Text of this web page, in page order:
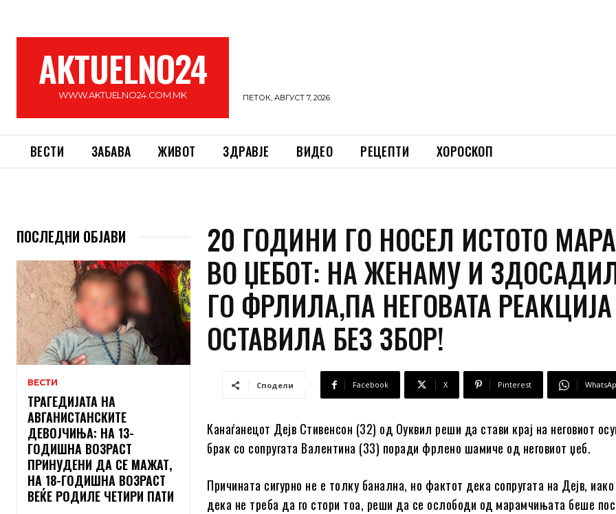
AKTUELNO24
WWW.AKTUELNO24.COM.MK ПЕТОК, АВГУСТ 7, 2026
ВЕСТИ ЗАБАВА ЖИВОТ ЗДРАВЈЕ ВИДЕО РЕЦЕПТИ ХОРОСКОП
ПОСЛЕДНИ ОБЈАВИ
ВЕСТИ
ТРАГЕДИЈАТА НА
АВГАНИСТАНСКИТЕ
ДЕВОЈЧИЊА: НА 13-
ГОДИШНА ВОЗРАСТ
ПРИНУДЕНИ ДА СЕ МАЖАТ,
НА 18-ГОДИШНА ВОЗРАСТ
ВЕЌЕ РОДИЛЕ ЧЕТИРИ ПАТИ
20 ГОДИНИ ГО НОСЕЛ ИСТОТО
ВО ЏЕБОТ: НА ЖЕНАМУ И
ГО ФРЛИЛА,ПА НЕГОВАТА РЕАКЦИЈА
ОСТАВИЛА БЕЗ ЗБОР!
Сподели Facebook X Pinterest
Канаѓанецот Дејв Стивенсон (32) од Оуквил реши да стави крај на неговиот
брак со сопругата Валентина (33) поради фрлено шамиче од неговиот џеб.
Причината сигурно не е толку банална, но фактот дека сопругата на Дејв,
дека не треба да го стори тоа, реши да се ослободи од марамчињата беше